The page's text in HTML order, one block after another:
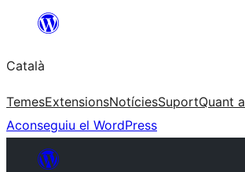
contingut
Català
TemesExtensionsNotíciesSuportQuant a
Aconseguiu el WordPress